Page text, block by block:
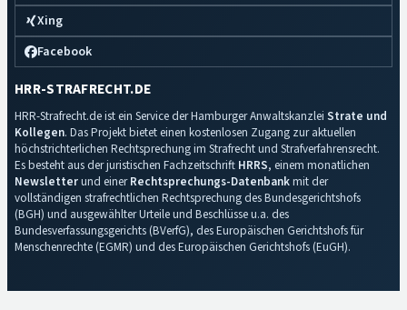
Xing
Facebook
HRR-STRAFRECHT.DE
HRR-Strafrecht.de ist ein Service der Hamburger Anwaltskanzlei Strate und
Kollegen. Das Projekt bietet einen kostenlosen Zugang zur aktuellen
höchstrichterlichen Rechtsprechung im Strafrecht und Strafverfahrensrecht.
Es besteht aus der juristischen Fachzeitschrift HRRS, einem monatlichen
Newsletterund einerRechtsprechungs-Datenbankmit der
vollständigen strafrechtlichen Rechtsprechung des Bundesgerichtshofs
(BGH) und ausgewählter Urteile und Beschlüsse u.a. des
Bundesverfassungsgerichts (BVerfG), des Europäischen Gerichtshofs für
Menschenrechte (EGMR) und des Europäischen Gerichtshofs (EuGH).